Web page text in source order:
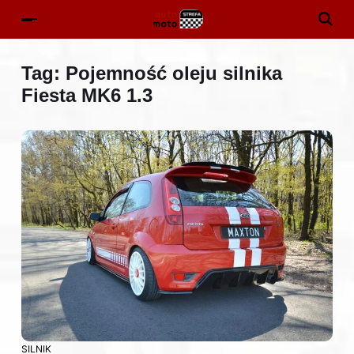
Tag: Pojemność oleju silnika
Fiesta MK6 1.3
SILNIK